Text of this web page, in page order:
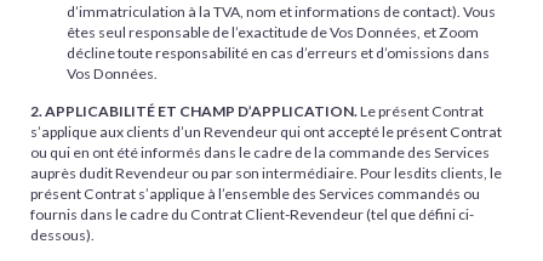
d’immatriculation à la TVA, nom et informations de contact). Vous
êtes seul responsable de l’exactitude de Vos Données, et Zoom
décline toute responsabilité en cas d’erreurs et d’omissions dans
Vos Données.
2. APPLICABILITÉ ET CHAMP D’APPLICATION. Le présent Contrat
s’applique aux clients d’un Revendeur qui ont accepté le présent Contrat
ou qui en ont été informés dans le cadre de la commande des Services
auprès dudit Revendeur ou par son intermédiaire. Pour lesdits clients, le
présent Contrat s’applique à l’ensemble des Services commandés ou
fournis dans le cadre du Contrat Client-Revendeur (tel que défini ci-
dessous).